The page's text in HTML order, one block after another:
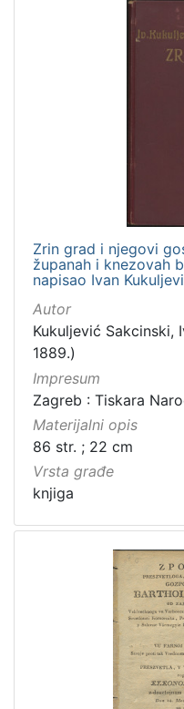
Zrin grad i njegovi
županah i knezovah
napisao Ivan
Autor
Kukuljević Sakcinski,
1889.)
Impresum
Zagreb : Tiskara
Materijalni opis
86 str. ; 22 cm
Vrsta građe
knjiga